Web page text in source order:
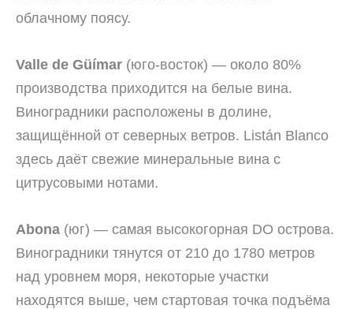
облачному поясу.
Valle de Güímar (юго-восток) — около 80%
производства приходится на белые вина.
Виноградники расположены в долине,
защищённой от северных ветров. Listán Blanco
здесь даёт свежие минеральные вина с
цитрусовыми нотами.
Abona (юг) — самая высокогорная DO острова.
Виноградники тянутся от 210 до 1780 метров
над уровнем моря, некоторые участки
находятся выше, чем стартовая точка подъёма